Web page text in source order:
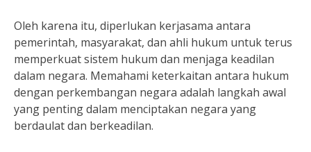
Oleh karena itu, diperlukan kerjasama antara
pemerintah, masyarakat, dan ahli hukum untuk terus
memperkuat sistem hukum dan menjaga keadilan
dalam negara. Memahami keterkaitan antara hukum
dengan perkembangan negara adalah langkah awal
yang penting dalam menciptakan negara yang
berdaulat dan berkeadilan.